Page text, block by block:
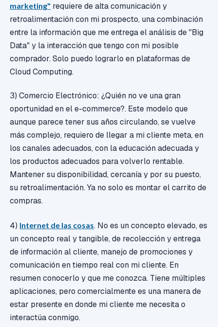
marketing" requiere de alta comunicación y
retroalimentación con mi prospecto, una combinación
entre la información que me entrega el análisis de "Big
Data" y la interacción que tengo con mi posible
comprador. Solo puedo lograrlo en plataformas de
Cloud Computing.
3) Comercio Electrónico: ¿Quién no ve una gran
oportunidad en el e-commerce?. Este modelo que
aunque parece tener sus años circulando, se vuelve
más complejo, requiero de llegar a mi cliente meta, en
los canales adecuados, con la educación adecuada y
los productos adecuados para volverlo rentable.
Mantener su disponibilidad, cercanía y por su puesto,
su retroalimentación. Ya no solo es montar el carrito de
compras.
4) Internet de las cosas. No es un concepto elevado, es
un concepto real y tangible, de recolección y entrega
de información al cliente, manejo de promociones y
comunicación en tiempo real con mi cliente. En
resumen conocerlo y que me conozca. Tiene múltiples
aplicaciones, pero comercialmente es una manera de
estar presente en donde mi cliente me necesita o
interactúa conmigo.